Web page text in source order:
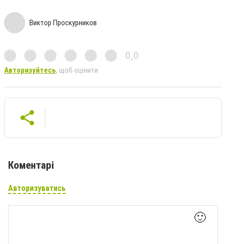
Виктор Проскурников
0,0
Авторизуйтесь, щоб оцінити
Коментарі
Авторизуватись
🙂